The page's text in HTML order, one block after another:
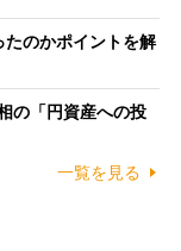
のかポイントを解
の「円資産への投
一覧を見る